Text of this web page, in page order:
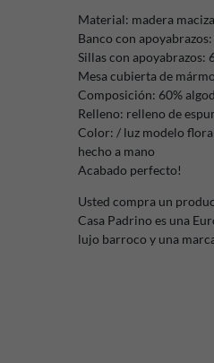
Material: madera
Banco con
Sillas con apoyabrazos:
Mesa cubierta de
Composición: 60%
Relleno: relleno de
Color: / luz modelo
hecho a mano
Acabado perfecto!
Usted compra un
Casa Padrino es una
lujo barroco y una